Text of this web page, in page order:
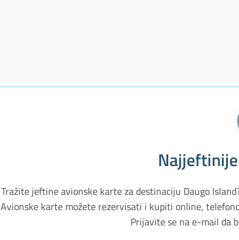
Tražite jeftine avionske karte za destinaciju Daugo
Avionske karte možete rezervisati i kupiti online,
Prijavite se na e-mail da